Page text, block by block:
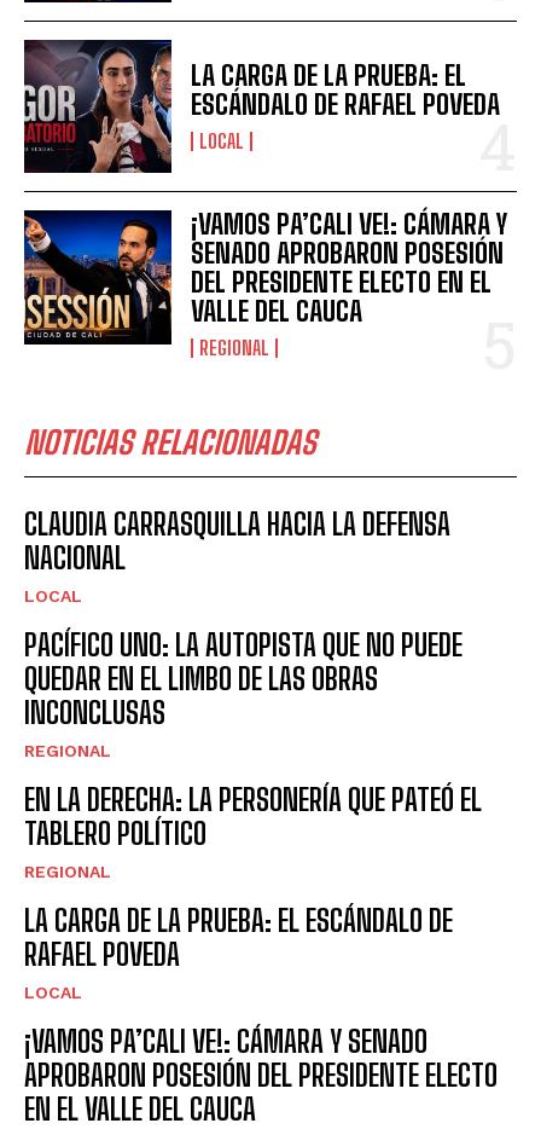
LA CARGA DE LA PRUEBA: EL
ESCÁNDALO DE RAFAEL POVEDA
LOCAL
¡VAMOS PA’CALI VE!: CÁMARA Y
SENADO APROBARON POSESIÓN
DEL PRESIDENTE ELECTO EN EL
VALLE DEL CAUCA
REGIONAL
NOTICIAS RELACIONADAS
CLAUDIA CARRASQUILLA HACIA LA DEFENSA
NACIONAL
LOCAL
PACÍFICO UNO: LA AUTOPISTA QUE NO PUEDE
QUEDAR EN EL LIMBO DE LAS OBRAS
INCONCLUSAS
REGIONAL
EN LA DERECHA: LA PERSONERÍA QUE PATEÓ EL
TABLERO POLÍTICO
REGIONAL
LA CARGA DE LA PRUEBA: EL ESCÁNDALO DE
RAFAEL POVEDA
LOCAL
¡VAMOS PA’CALI VE!: CÁMARA Y SENADO
APROBARON POSESIÓN DEL PRESIDENTE ELECTO
EN EL VALLE DEL CAUCA